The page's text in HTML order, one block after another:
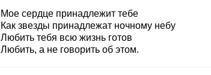
Мое сердце принадлежит тебе
Как звезды принадлежат ночному небу
Любить тебя всю жизнь готов
Любить, а не говорить об этом.